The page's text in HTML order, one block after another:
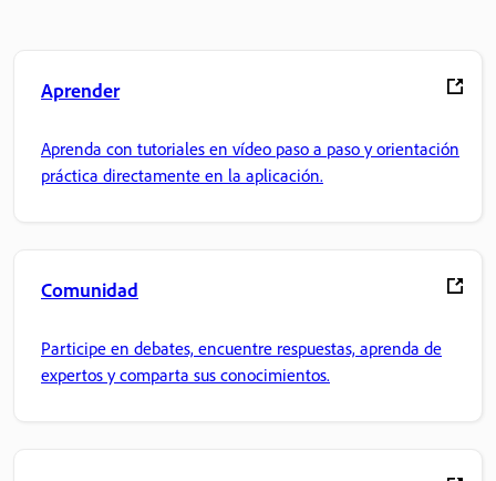
Aprender
Aprenda con tutoriales en vídeo paso a paso y orientación
práctica directamente en la aplicación.
Comunidad
Participe en debates, encuentre respuestas, aprenda de
expertos y comparta sus conocimientos.